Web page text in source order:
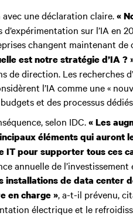
avec une déclaration claire.«
d’expérimentation sur l’IA en
changent maintenant de
est notre stratégie d’IA ?
de direction. Les recherches
l’IA comme une «
et des processus
selon IDC.« Les
éléments qui auront
pour supporter tous ces
annuelle de l’investissement
installations de data center
en charge », a-t-il prévenu,
électrique et le